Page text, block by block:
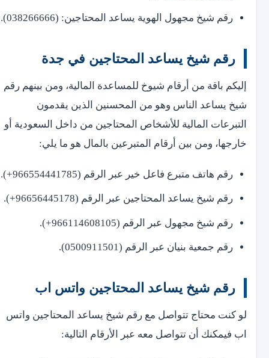
رقم شيخ مجهول الهوية يساعد المحتاجين: (038266666).
رقم شيخ يساعد المحتاجين في جدة
إليكم باقة من أرقام شيوخ للمساعدة المالية، ومن بينهم رقم
شيخ يساعد الناس وهو من المحسنين الذين يقدمون
التبرعات المالية للأشخاص المحتاجين من داخل السعودية أو
خارجها، ومن بين أرقام المتبرعين بالمال هو ما يلي:
رقم هاتف متبرع فاعل خير عبر الرقم (966554441785+).
رقم شيخ يساعد المحتاجين عبر الرقم (96656445178+).
رقم شيخ مجهول عبر الرقم (966114608105+).
رقم جمعية بنيان عبر الرقم (0500911501).
رقم شيخ يساعد المحتاجين واتس اب
لو كنت محتاج تتواصل مع رقم شيخ يساعد المحتاجين واتس
اب فيمكنك أن تتواصل معه عبر الأرقام التالية: